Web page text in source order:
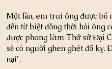
Một lần, em trai ông được
đến từ biệt đồng thời hỏi ông
được phong làm Thứ sử Đại
sẽ có người ghen ghét đố kỵ.
nại".